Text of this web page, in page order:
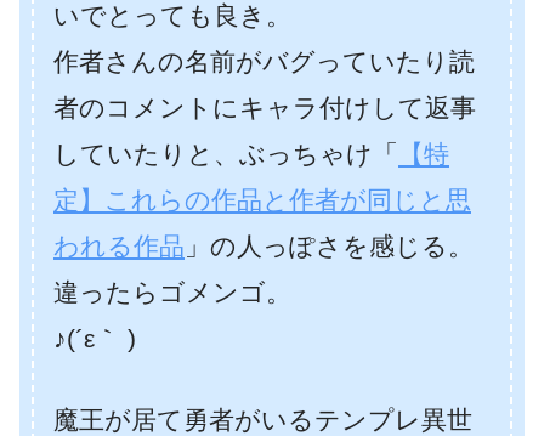
いでとっても良き。
作者さんの名前がバグっていたり読
者のコメントにキャラ付けして返事
していたりと、ぶっちゃけ「
【特
定】これらの作品と作者が同じと思
われる作品 」の人っぽさを感じる。
違ったらゴメンゴ。
♪(´ε｀ )
魔王が居て勇者がいるテンプレ異世